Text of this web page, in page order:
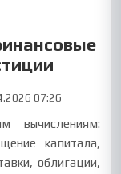
07:26
вычислениям:
капитала,
облигации,